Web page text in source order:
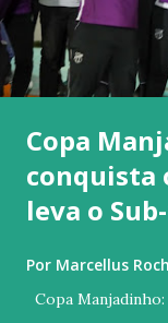
Copa
conquista
leva o
Por Marcellus
Copa